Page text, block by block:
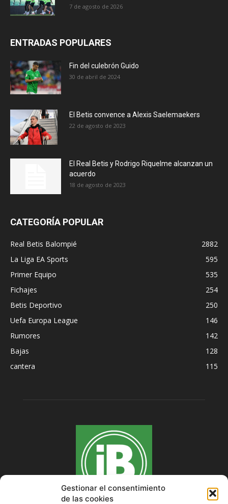
Gestionar el consentimiento
de las cookies
7 de agosto de 2026
ENTRADAS POPULARES
Fin del culebrón Guido
30 de abril de 2024
El Betis convence a Alexis Saelemaekers
22 de agosto de 2023
El Real Betis y Rodrigo Riquelme alcanzan un
acuerdo
18 de agosto de 2023
CATEGORÍA POPULAR
Real Betis Balompié
2882
La Liga EA Sports
595
Primer Equipo
535
Fichajes
254
Betis Deportivo
250
Uefa Europa League
146
Rumores
142
Bajas
128
cantera
115